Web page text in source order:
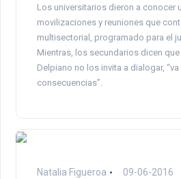
Los universitarios dieron a conocer
movilizaciones y reuniones que
multisectorial, programado para el
Mientras, los secundarios dicen
Delpiano no los invita a dialogar,
consecuencias”.
Natalia Figueroa 09-06-2016